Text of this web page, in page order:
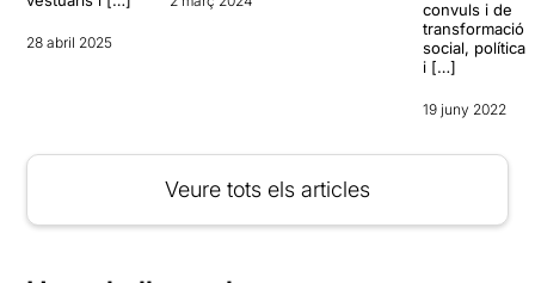
28 abril 2025
convuls i de
transformació
social, política
i […]
19 juny 2022
Veure tots els articles